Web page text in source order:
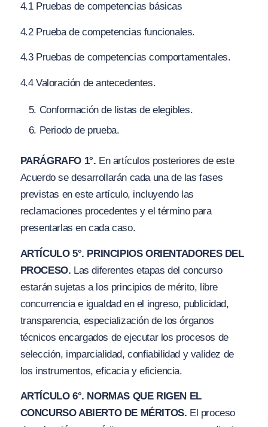
4.1 Pruebas de competencias básicas
4.2 Prueba de competencias funcionales.
4.3 Pruebas de competencias comportamentales.
4.4 Valoración de antecedentes.
Conformación de listas de elegibles.
Periodo de prueba.
PARÁGRAFO 1°. En artículos posteriores de este
Acuerdo se desarrollarán cada una de las fases
previstas en este artículo, incluyendo las
reclamaciones procedentes y el término para
presentarlas en cada caso.
ARTÍCULO 5°. PRINCIPIOS ORIENTADORES DEL
PROCESO. Las diferentes etapas del concurso
estarán sujetas a los principios de mérito, libre
concurrencia e igualdad en el ingreso, publicidad,
transparencia, especialización de los órganos
técnicos encargados de ejecutar los procesos de
selección, imparcialidad, confiabilidad y validez de
los instrumentos, eficacia y eficiencia.
ARTÍCULO 6°. NORMAS QUE RIGEN EL
CONCURSO ABIERTO DE MÉRITOS. El proceso